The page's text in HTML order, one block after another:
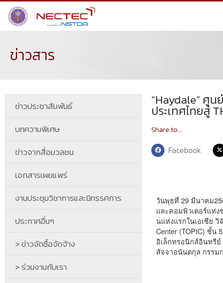
ข่าวสาร
ข่าวประชาสัมพันธ์
บทความพิเศษ
ข่าวจากสื่อมวลชน
เอกสารเผยแพร่
งานประชุมวิชาการและนิทรรศการ
ประกาศอื่นๆ
> ข่าวจัดซื้อจัดจ้าง
> ร่วมงานกับเรา
“Haydale” ศู
ประเทศไทยสู่
Share to...
Facebook
วันพุธที่ 29 มีนาคม
และคอมพิวเตอร์แห่ง
นแห่งแรกในเอเชีย วิ
Center (TOPIC) ชั้น
อิเล็กทรอนิกส์อินทรีย์
สัจจาอนันตกุล กรรม